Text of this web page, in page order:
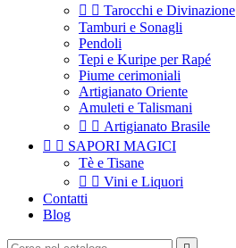
  Tarocchi e Divinazione
Tamburi e Sonagli
Pendoli
Tepi e Kuripe per Rapé
Piume cerimoniali
Artigianato Oriente
Amuleti e Talismani
  Artigianato Brasile
  SAPORI MAGICI
Tè e Tisane
  Vini e Liquori
Contatti
Blog